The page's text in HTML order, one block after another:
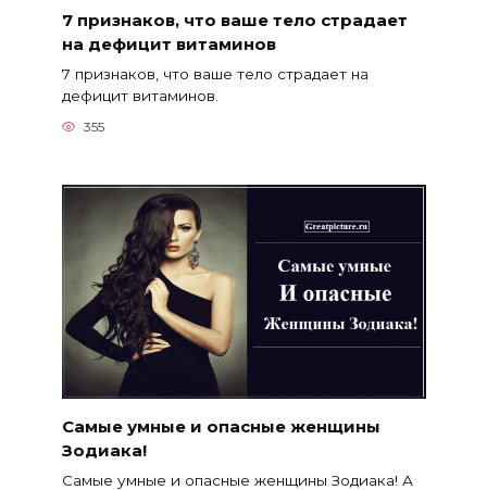
7 признаков, что ваше тело страдает
на дефицит витаминов
7 признаков, что ваше тело страдает на
дефицит витаминов.
355
Самые умные и опасные женщины
Зодиака!
Самые умные и опасные женщины Зодиака! А